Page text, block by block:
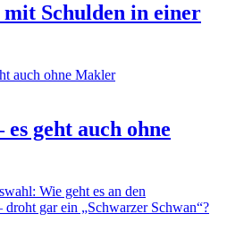
mit Schulden in einer
geht auch ohne